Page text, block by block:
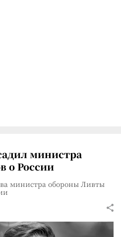
министра
о России
министра обороны Ливты